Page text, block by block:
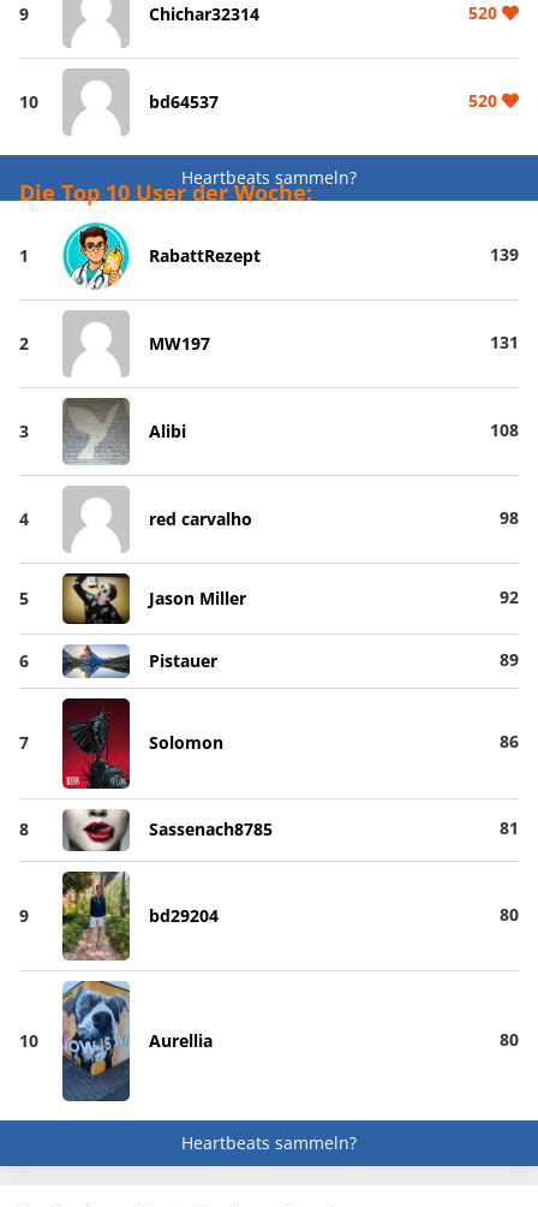
9 Chichar32314 520
10 bd64537 520
Heartbeats sammeln?
Die Top 10 User der Woche:
1 RabattRezept 139
2 MW197 131
3 Alibi 108
4 red carvalho 98
5 Jason Miller 92
6 Pistauer 89
7 Solomon 86
8 Sassenach8785 81
9 bd29204 80
10 Aurellia 80
Heartbeats sammeln?